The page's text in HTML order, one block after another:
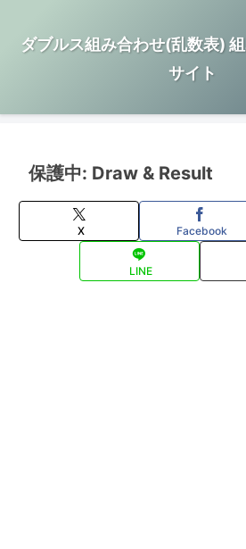
ダブルス組み合わせ(乱数表)
サイト
保護中: Draw & Result
X Facebook
LINE